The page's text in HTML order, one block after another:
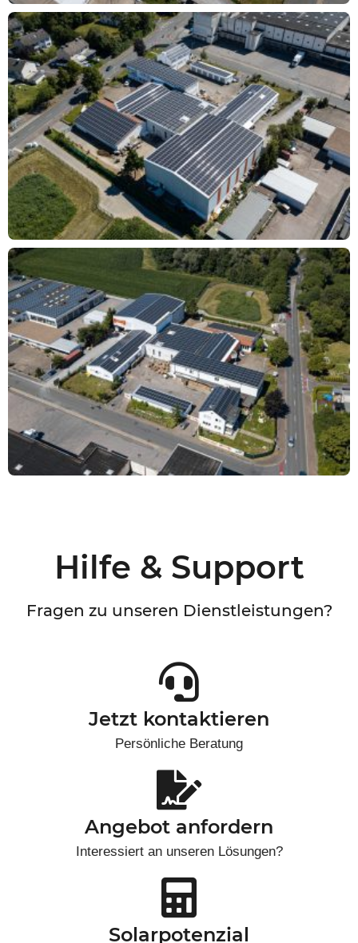
Hilfe & Support
Fragen zu unseren Dienstleistungen?
Jetzt kontaktieren
Persönliche Beratung
Angebot anfordern
Interessiert an unseren Lösungen?
Solarpotenzial